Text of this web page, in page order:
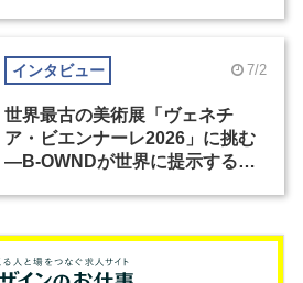
インタビュー 7/2
世界最古の美術展「ヴェネチ
ア・ビエンナーレ2026」に挑む
―B-OWNDが世界に提示する美